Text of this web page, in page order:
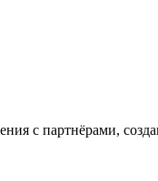
с партнёрами,